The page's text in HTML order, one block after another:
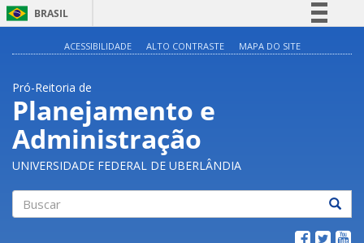
BRASIL
Acesso à informação
ACESSIBILIDADE ALTO CONTRASTE MAPA DO SITE
Pró-Reitoria de
Planejamento e
Administração
UNIVERSIDADE FEDERAL DE UBERLÂNDIA